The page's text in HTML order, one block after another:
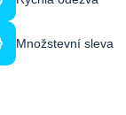
Množstevní sleva